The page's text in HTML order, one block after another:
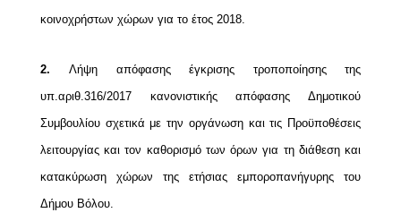
κοινοχρήστων χώρων για το έτος 2018.
2.
Λήψη απόφασης έγκρισης τροποποίησης της
υπ.αριθ.316/2017 κανονιστικής απόφασης Δημοτικού
Συμβουλίου σχετικά με την οργάνωση και τις Προϋποθέσεις
λειτουργίας και τον καθορισμό των όρων για τη διάθεση και
κατακύρωση χώρων της ετήσιας εμποροπανήγυρης του
Δήμου Βόλου.